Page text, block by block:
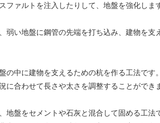
ファルトを注入したりして、地盤を強化しま
弱い地盤に鋼管の先端を打ち込み、建物を
の中に建物を支えるための杭を作る工法で
に合わせて長さや太さを調整することができ
地盤をセメントや石灰と混合して固める工